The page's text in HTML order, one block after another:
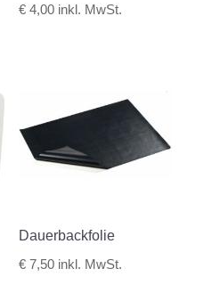
€ 4,00 inkl. MwSt.
Dauerbackfolie
€ 7,50 inkl. MwSt.